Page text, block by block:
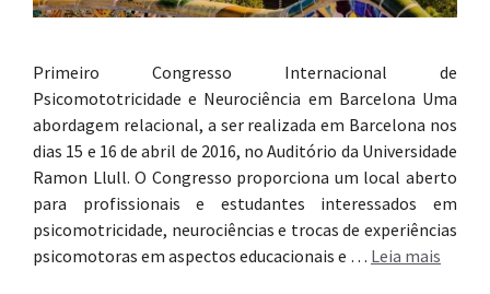
Primeiro Congresso Internacional de
Psicomototricidade e Neurociência em Barcelona Uma
abordagem relacional, a ser realizada em Barcelona nos
dias 15 e 16 de abril de 2016, no Auditório da Universidade
Ramon Llull. O Congresso proporciona um local aberto
para profissionais e estudantes interessados em
psicomotricidade, neurociências e trocas de experiências
psicomotoras em aspectos educacionais e … Leia mais